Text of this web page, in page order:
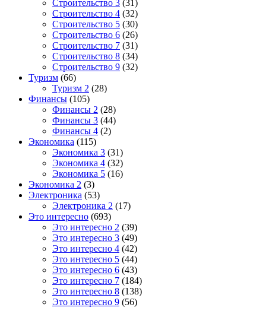
Строительство 3 (31)
Строительство 4 (32)
Строительство 5 (30)
Строительство 6 (26)
Строительство 7 (31)
Строительство 8 (34)
Строительство 9 (32)
Туризм (66)
Туризм 2 (28)
Финансы (105)
Финансы 2 (28)
Финансы 3 (44)
Финансы 4 (2)
Экономика (115)
Экономика 3 (31)
Экономика 4 (32)
Экономика 5 (16)
Экономика 2 (3)
Электроника (53)
Электроника 2 (17)
Это интересно (693)
Это интересно 2 (39)
Это интересно 3 (49)
Это интересно 4 (42)
Это интересно 5 (44)
Это интересно 6 (43)
Это интересно 7 (184)
Это интересно 8 (138)
Это интересно 9 (56)